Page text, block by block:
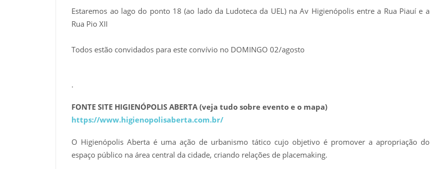
Estaremos ao lago do ponto 18 (ao lado da Ludoteca da UEL) na Av Higienópolis entre a Rua Piauí e a
Rua Pio XII
Todos estão convidados para este convívio no DOMINGO 02/agosto
.
FONTE SITE HIGIENÓPOLIS ABERTA (veja tudo sobre evento e o mapa)
https://www.higienopolisaberta.com.br/
O Higienópolis Aberta é uma ação de urbanismo tático cujo objetivo é promover a apropriação do
espaço público na área central da cidade, criando relações de placemaking.